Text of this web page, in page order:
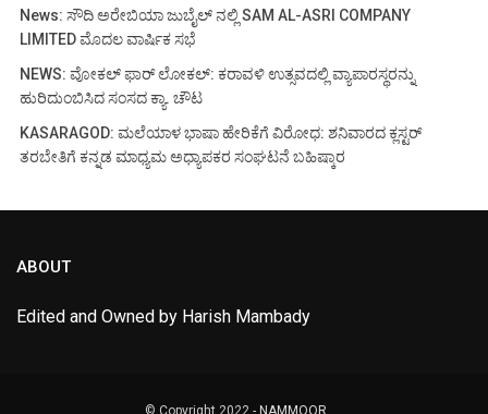
News: ಸೌದಿ ಅರೇಬಿಯಾ ಜುಬೈಲ್ ನಲ್ಲಿ SAM AL-ASRI COMPANY
LIMITED ಮೊದಲ ವಾರ್ಷಿಕ ಸಭೆ
NEWS: ವೋಕಲ್ ಫಾರ್ ಲೋಕಲ್: ಕರಾವಳಿ ಉತ್ಸವದಲ್ಲಿ ವ್ಯಾಪಾರಸ್ಥರನ್ನು
ಹುರಿದುಂಬಿಸಿದ ಸಂಸದ ಕ್ಯಾ. ಚೌಟ
KASARAGOD: ಮಲೆಯಾಳ ಭಾಷಾ ಹೇರಿಕೆಗೆ ವಿರೋಧ: ಶನಿವಾರದ ಕ್ಲಸ್ಟರ್
ತರಬೇತಿಗೆ ಕನ್ನಡ ಮಾಧ್ಯಮ ಅಧ್ಯಾಪಕರ ಸಂಘಟನೆ ಬಹಿಷ್ಕಾರ
ABOUT
Edited and Owned by Harish Mambady
© Copyright 2022 - NAMMOOR